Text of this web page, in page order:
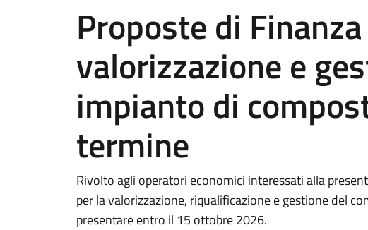
Proposte di
valorizzazione e
impianto di
termine
Rivolto agli operatori economici interessati alla
per la valorizzazione, riqualificazione e gestione del
presentare entro il 15 ottobre 2026.